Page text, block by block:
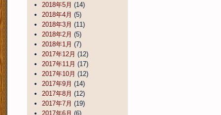
2018年5月 (14)
2018年4月 (5)
2018年3月 (11)
2018年2月 (5)
2018年1月 (7)
2017年12月 (12)
2017年11月 (17)
2017年10月 (12)
2017年9月 (14)
2017年8月 (12)
2017年7月 (19)
2017年6月 (6)